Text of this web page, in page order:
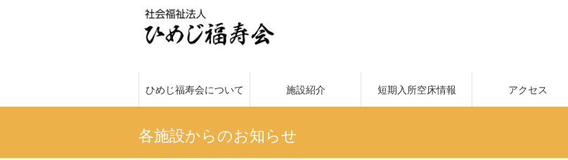
ひめじ福寿会について 施設紹介 短期入所空床情報 アクセス
各施設からのお知らせ